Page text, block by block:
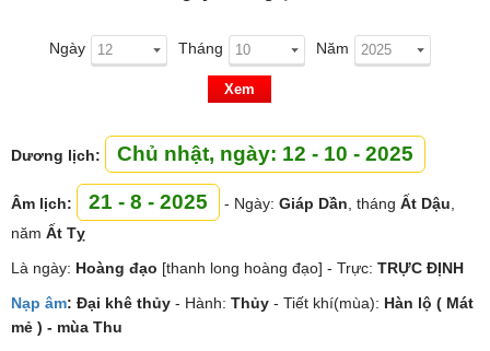
Ngày Tháng Năm
Xem
Dương lịch: Chủ nhật, ngày: 12 - 10 - 2025
Âm lịch: 21 - 8 - 2025 - Ngày: Giáp Dần , tháng Ất Dậu
năm Ất Tỵ
Là ngày: Hoàng đạo [thanh long hoàng đạo] - Trực: TRỰC ĐỊNH
Nạp âm: Đại khê thủy - Hành: Thủy - Tiết khí(mùa): Hàn lộ ( Mát
mẻ ) - mùa Thu